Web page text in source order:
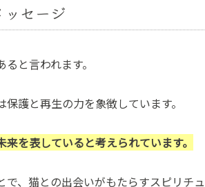
セージ
と言われます。
護と再生の力を象徴しています。
を表していると考えられています。
、猫との出会いがもたらすスピリチュ